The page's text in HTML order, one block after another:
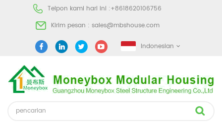
Telpon kami hari ini :+8618620106756
Kirim pesan : sales@mbshouse.com
Indonesian